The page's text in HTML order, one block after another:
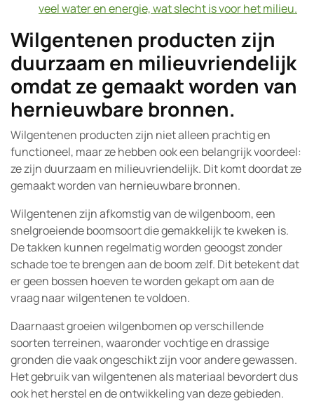
veel water en energie, wat slecht is voor het milieu.
Wilgentenen producten zijn
duurzaam en milieuvriendelijk
omdat ze gemaakt worden van
hernieuwbare bronnen.
Wilgentenen producten zijn niet alleen prachtig en
functioneel, maar ze hebben ook een belangrijk voordeel:
ze zijn duurzaam en milieuvriendelijk. Dit komt doordat ze
gemaakt worden van hernieuwbare bronnen.
Wilgentenen zijn afkomstig van de wilgenboom, een
snelgroeiende boomsoort die gemakkelijk te kweken is.
De takken kunnen regelmatig worden geoogst zonder
schade toe te brengen aan de boom zelf. Dit betekent dat
er geen bossen hoeven te worden gekapt om aan de
vraag naar wilgentenen te voldoen.
Daarnaast groeien wilgenbomen op verschillende
soorten terreinen, waaronder vochtige en drassige
gronden die vaak ongeschikt zijn voor andere gewassen.
Het gebruik van wilgentenen als materiaal bevordert dus
ook het herstel en de ontwikkeling van deze gebieden.